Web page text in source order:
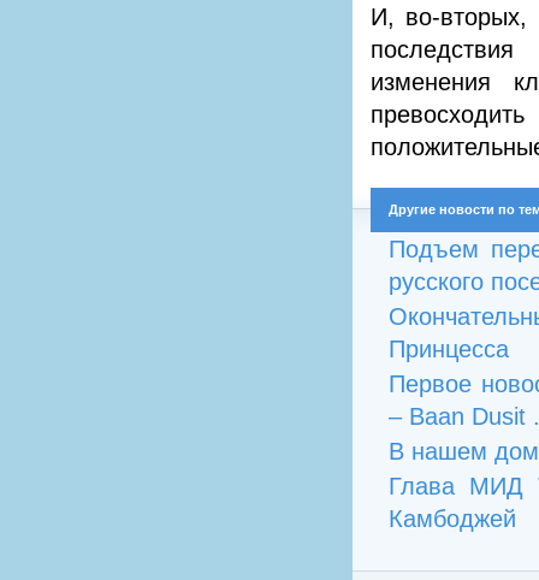
И, во-вторых,
последствия
изменения
превосходить
Другие новости по
Подъем
русского
Принцесса
Первое
– Baan Dusit
В нашем
Глава МИД
Камбоджей